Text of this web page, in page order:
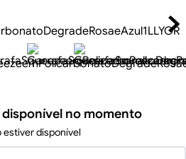
no momento
estiver disponível